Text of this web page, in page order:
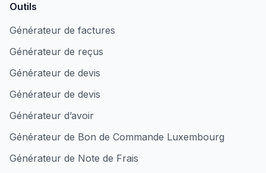
Outils
Générateur de factures
Générateur de reçus
Générateur de devis
Générateur de devis
Générateur d’avoir
Générateur de Bon de Commande Luxembourg
Générateur de Note de Frais